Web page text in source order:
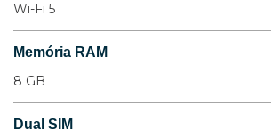
Wi-Fi 5
Memória RAM
8 GB
Dual SIM